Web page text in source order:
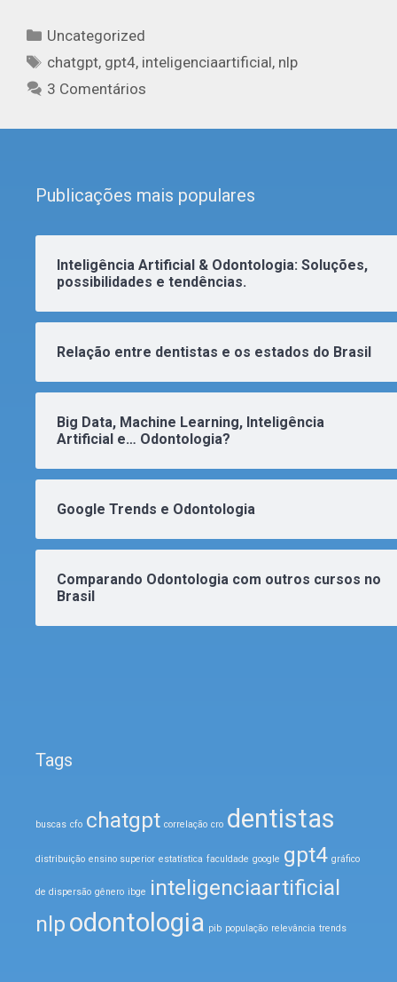
Uncategorized
chatgpt, gpt4, inteligenciaartificial, nlp
3 Comentários
Publicações mais populares
Inteligência Artificial & Odontologia: Soluções,
possibilidades e tendências.
Relação entre dentistas e os estados do Brasil
Big Data, Machine Learning, Inteligência
Artificial e… Odontologia?
Google Trends e Odontologia
Comparando Odontologia com outros cursos no
Brasil
Tags
buscas cfo chatgpt correlação cro dentistas
distribuição ensino superior estatística faculdade google gpt4 gráfico
de dispersão gênero ibge inteligenciaartificial
nlp odontologia pib população relevância trends